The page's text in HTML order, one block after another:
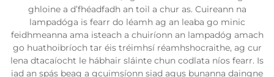
ghloine a d’fhéadfadh an toil a chur as. Cuireann na
lampadóga is fearr do léamh ag an leaba go minic
feidhmeanna ama isteach a chuiríonn an lampadóg amach
go huathoibríoch tar éis tréimhsí réamhshocraithe, ag cur
lena dtacaíocht le hábhair sláinte chun codlata níos fearr. Is
iad an spás beag a gcuimsíonn siad agus bunanna daingne